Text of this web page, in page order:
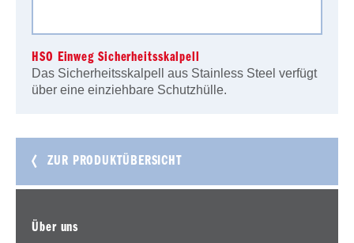
HSO Einweg Sicherheitsskalpell
Das Sicherheitsskalpell aus Stainless Steel verfügt
über eine einziehbare Schutzhülle.
ZUR PRODUKTÜBERSICHT
Über uns